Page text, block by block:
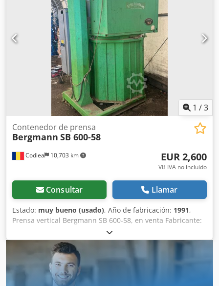
de cajas de cartón, prensa de balas de papel, compactador
rotativo de residuos - Fabricante: Bergmann, prensa de
balas de papel - Tipo: PS 8100-38 - Compactador de
residuos: con unidad de compactación rotativa - Ventaja:
Puede ser llenado de manera continua - Potencia motriz:
2,02 kW - Abertura de alimentación: 1190/990/H670 mm -
Volumen de la bala: 1 m³ - Dimensiones de transporte:
1600/1200/H2200 mm - Peso: 898 kg Crjdoxrpi Aopfx Acmjf
1 /3
Codlea 10,703 km
Contenedor de prensa
Bergmann SB 600-58
EUR 2,600
VB IVA no incluído
Consultar Llamar
Estado: muy bueno (usado), Año de fabricación: 1991,
Prensa vertical Bergmann SB 600-58, en venta Fabricante:
Bergmann Modelo: SB 600-58 Año de fabricación: 1991
Peso de la máquina: 810 kg Prensa vertical Bergmann de
alta calidad, fabricada en Alemania, diseñada para
compactar cartón, film plástico (LDPE), botellas de PET,
papel y otros materiales reciclables. La máquina proviene
de una planta de reciclaje y cuenta con una construcción